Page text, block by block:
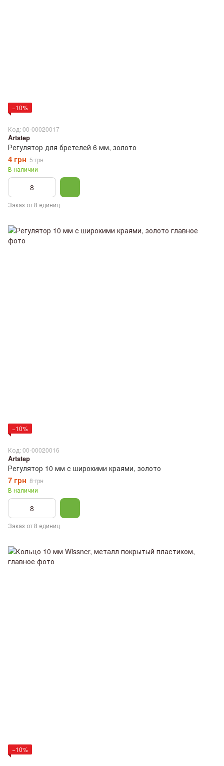
−10%
Код: 00-00020017
Artstep
Регулятор для бретелей 6 мм, золото
4 грн 5 грн
В наличии
Заказ от 8 единиц
−10%
Код: 00-00020016
Artstep
Регулятор 10 мм с широкими краями, золото
7 грн 8 грн
В наличии
Заказ от 8 единиц
−10%